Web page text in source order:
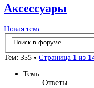
Аксессуары
Новая тема
Тем: 335 • Страница 1 из
Темы
Ответы